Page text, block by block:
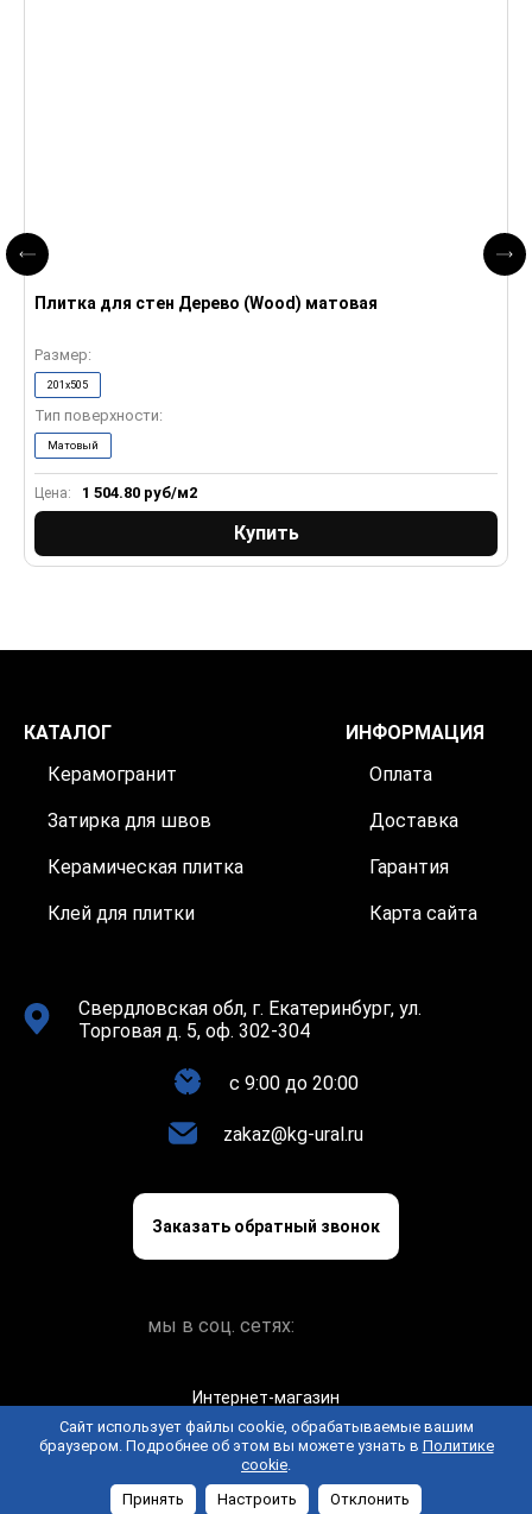
Плитка для стен Дерево (Wood) матовая
Цена: 1 504.80 руб/м2
Купить
Размер:
201x505
Тип поверхности:
Матовый
КАТАЛОГ
Керамогранит
Затирка для швов
Керамическая плитка
Клей для плитки
ИНФОРМАЦИЯ
Оплата
Доставка
Гарантия
Карта сайта
Свердловская обл, г. Екатеринбург, ул.
Торговая д. 5, оф. 302-304
c 9:00 до 20:00
zakaz@kg-ural.ru
Заказать обратный звонок
мы в соц. сетях:
Интернет-магазин
keramogranit.online © 2026
Политика конфиденциальности
соглашение
Сайт использует файлы cookie, обрабатываемые вашим
браузером. Подробнее об этом вы можете узнать в Политике
cookie.
Принять
Настроить Отклонить